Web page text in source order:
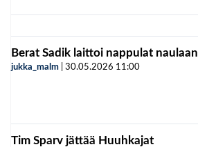
Berat Sadik laittoi nappulat naulaan
jukka_malm 30.05.2026 11:00
Tim Sparv jättää Huuhkajat